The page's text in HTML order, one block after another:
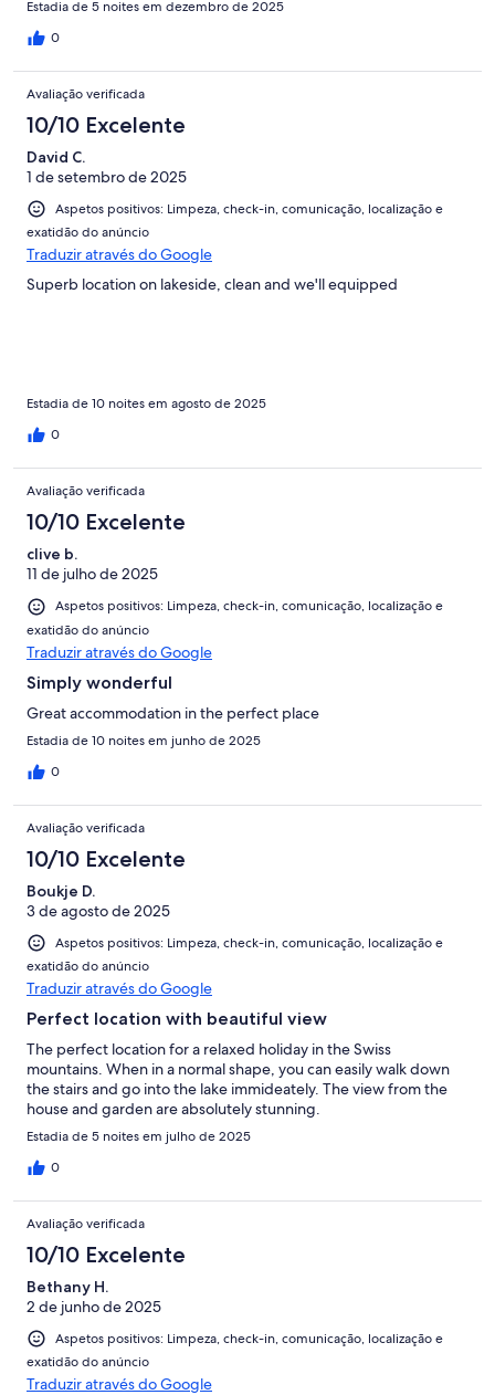
Estadia de 5 noites em dezembro de 2025
0
Avaliação verificada
10/10 Excelente
David C.
1 de setembro de 2025
Aspetos positivos: Limpeza, check-in, comunicação, localização e
exatidão do anúncio
Traduzir através do Google
Superb location on lakeside, clean and we'll equipped
Estadia de 10 noites em agosto de 2025
0
Avaliação verificada
10/10 Excelente
clive b.
11 de julho de 2025
Aspetos positivos: Limpeza, check-in, comunicação, localização e
exatidão do anúncio
Traduzir através do Google
Simply wonderful
Great accommodation in the perfect place
Estadia de 10 noites em junho de 2025
0
Avaliação verificada
10/10 Excelente
Boukje D.
3 de agosto de 2025
Aspetos positivos: Limpeza, check-in, comunicação, localização e
exatidão do anúncio
Traduzir através do Google
Perfect location with beautiful view
The perfect location for a relaxed holiday in the Swiss
mountains. When in a normal shape, you can easily walk down
the stairs and go into the lake immideately. The view from the
house and garden are absolutely stunning.
Estadia de 5 noites em julho de 2025
0
Avaliação verificada
10/10 Excelente
Bethany H.
2 de junho de 2025
Aspetos positivos: Limpeza, check-in, comunicação, localização e
exatidão do anúncio
Traduzir através do Google